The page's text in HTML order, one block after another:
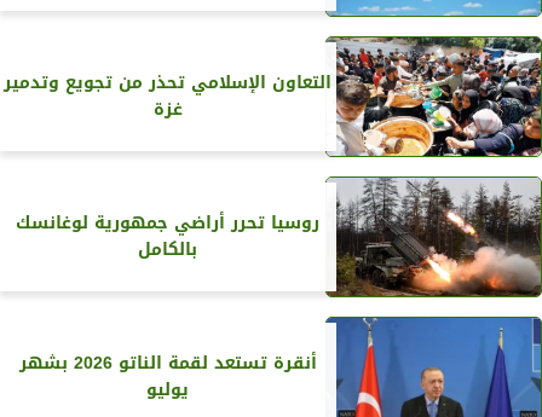
التعاون الإسلامي تحذر من تجويع وتدمير
غزة
روسيا تحرر أراضي جمهورية لوغانسك
بالكامل
أنقرة تستعد لقمة الناتو 2026 بشهر
يوليو